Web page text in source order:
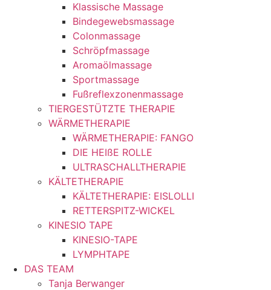
Klassische Massage
Bindegewebsmassage
Colonmassage
Schröpfmassage
Aromaölmassage
Sportmassage
Fußreflexzonenmassage
TIERGESTÜTZTE THERAPIE
WÄRMETHERAPIE
WÄRMETHERAPIE: FANGO
DIE HEIßE ROLLE
ULTRASCHALLTHERAPIE
KÄLTETHERAPIE
KÄLTETHERAPIE: EISLOLLI
RETTERSPITZ-WICKEL
KINESIO TAPE
KINESIO-TAPE
LYMPHTAPE
DAS TEAM
Tanja Berwanger